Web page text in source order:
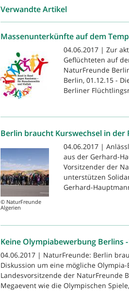
Verwandte Artikel
Massenunterkünfte auf dem
04.06.2017 | Zur
Geflüchteten auf
NaturFreunde
Berlin, 01.12.15 -
Berliner
Berlin braucht Kurswechsel in
© NaturFreunde
Algerien
04.06.2017 |
aus der Gerhard-
Vorsitzender der
unterstützen
Gerhard-
Keine Olympiabewerbung
04.06.2017 | NaturFreunde: Berlin
Diskussion um eine mögliche
Landesvorsitzende der NaturFreunde
Megaevent wie die Olympischen